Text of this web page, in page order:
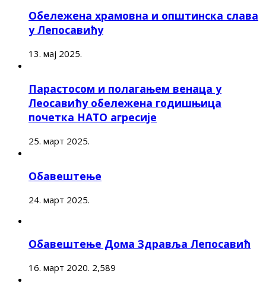
Обележена храмовна и општинска слава
у Лепосавићу
13. мај 2025.
Парастосом и полагањем венаца у
Леосавићу обележена годишњица
почетка НАТО агресије
25. март 2025.
Обавештење
24. март 2025.
Обавештење Дома Здравља Лепосавић
16. март 2020. 2,589